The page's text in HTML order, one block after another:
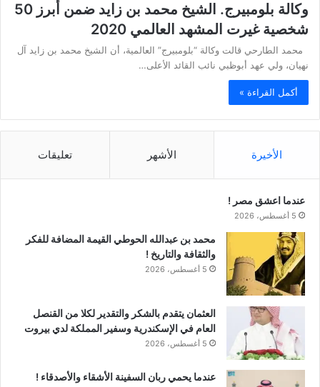
وكالة بلومبيرج. الشيخ محمد بن زايد ضمن أبرز 50
شخصية غيرت المشهد العالمي 2020
محمد الطارحي قالت وكالة “بلومبيرج” العالمية، أن الشيخ محمد بن زايد آل
نهيان، ولي عهد أبوظبي نائب القائد الأعلى…
أكمل القراءة »
الأخيرة الأشهر تعليقات
عندما اعشق مصر !
5 أغسطس، 2026
محمد بن عبدالله الحوطي القيمة المضافة للفكر
والثقافة والتاريخ !
5 أغسطس، 2026
العثمان يتقدم بالشكر والتقدير لكلا من القنصل
العام في الإسكندرية وسفير المملكة لدي بيروت
5 أغسطس، 2026
عندما يحمي ربان السفينة الأشقاء والأصدقاء !